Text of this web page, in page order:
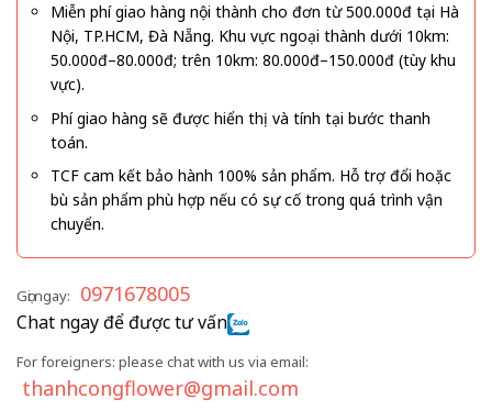
Miễn phí giao hàng nội thành cho đơn từ 500.000đ tại Hà
Nội, TP.HCM, Đà Nẵng. Khu vực ngoại thành dưới 10km:
50.000đ–80.000đ; trên 10km: 80.000đ–150.000đ (tùy khu
vực).
Phí giao hàng sẽ được hiển thị và tính tại bước thanh
toán.
TCF cam kết bảo hành 100% sản phẩm. Hỗ trợ đổi hoặc
bù sản phẩm phù hợp nếu có sự cố trong quá trình vận
chuyển.
Gọi ngay: 0971678005
Chat ngay để được tư vấn
For foreigners: please chat with us via email:
thanhcongflower@gmail.com